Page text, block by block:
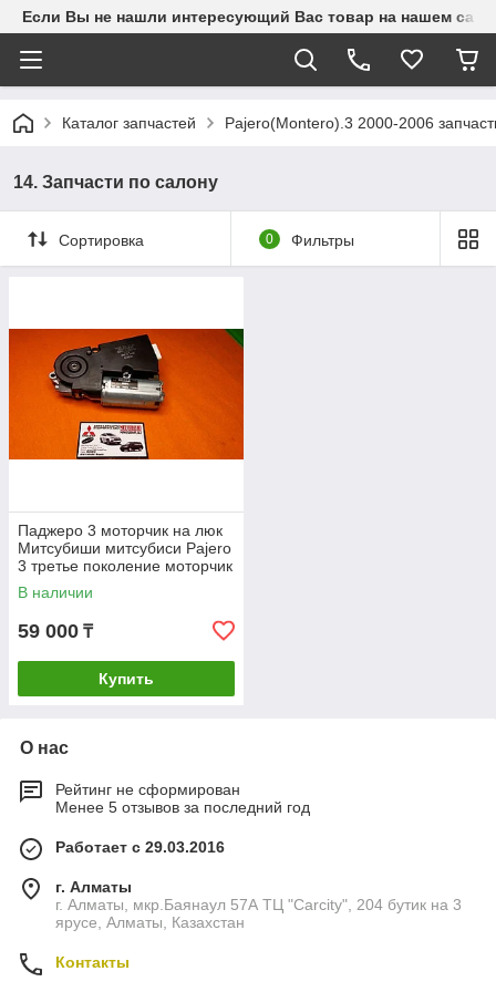
Если Вы не нашли интересующий Вас товар на нашем
Каталог запчастей Pajero(Montero).3 2000-2006
14. Запчасти по салону
Сортировка 0 Фильтры
Паджеро 3 моторчик на люк
Митсубиши митсубиси Pajero
3 третье поколение моторчик
привода люка MN136536
В наличии
59 000 ₸
Купить
О нас
Рейтинг не сформирован
Менее 5 отзывов за последний год
Работает с 29.03.2016
г. Алматы
г. Алматы, мкр.Баянаул 57А ТЦ "Carcity", 204 бутик на 3
ярусе, Алматы, Казахстан
Контакты